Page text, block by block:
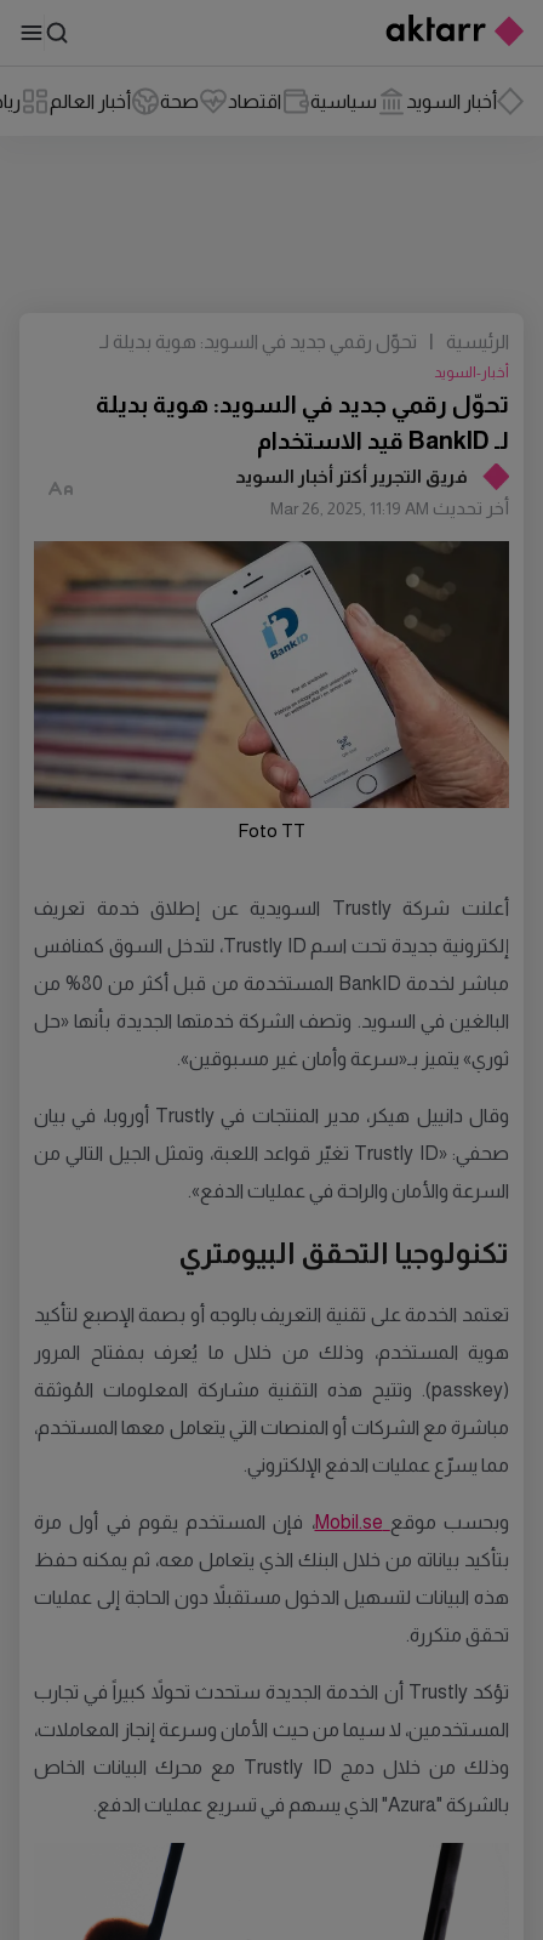
أخبار السويد سياسية اقتصاد صحة أخبار العالم
فريق التجرير أكتر أخبار السويد
أخر تحديث Mar 26, 2025, 11:19 AM
تحوّل رقمي جديد في السويد: هوية بديلة
لـ BankID قيد الاستخدام
أخبار-السويد
الرئيسية
تحوّل رقمي جديد في السويد: هوية بديلة لـ
Foto TT
أعلنت شركة Trustly السويدية عن إطلاق خدمة تعريف
إلكترونية جديدة تحت اسم Trustly ID، لتدخل السوق كمنافس
مباشر لخدمة BankID المستخدمة من قبل أكثر من 80% من
البالغين في السويد. وتصف الشركة خدمتها الجديدة بأنها «حل
ثوري» يتميز بـ«سرعة وأمان غير مسبوقين».
وقال دانييل هيكر، مدير المنتجات في Trustly أوروبا، في بيان
صحفي: «Trustly ID تغيّر قواعد اللعبة، وتمثل الجيل التالي من
السرعة والأمان والراحة في عمليات الدفع».
تكنولوجيا التحقق البيومتري
تعتمد الخدمة على تقنية التعريف بالوجه أو بصمة الإصبع لتأكيد
هوية المستخدم، وذلك من خلال ما يُعرف بمفتاح المرور
(passkey). وتتيح هذه التقنية مشاركة المعلومات المُوثقة
مباشرة مع الشركات أو المنصات التي يتعامل معها المستخدم،
مما يسرّع عمليات الدفع الإلكتروني.
وبحسب موقع
، فإن المستخدم يقوم في أول مرة
بتأكيد بياناته من خلال البنك الذي يتعامل معه، ثم يمكنه حفظ
هذه البيانات لتسهيل الدخول مستقبلاً دون الحاجة إلى عمليات
تحقق متكررة.
تؤكد Trustly أن الخدمة الجديدة ستحدث تحولاً كبيراً في تجارب
المستخدمين، لا سيما من حيث الأمان وسرعة إنجاز المعاملات،
وذلك من خلال دمج Trustly ID مع محرك البيانات الخاص
بالشركة "Azura" الذي يسهم في تسريع عمليات الدفع.